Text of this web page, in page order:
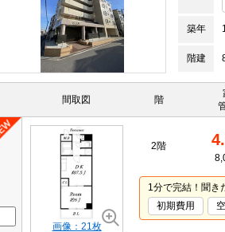
築年
階建
間取図 階
画像：21枚
2階
1分で完結！聞き
初期費用